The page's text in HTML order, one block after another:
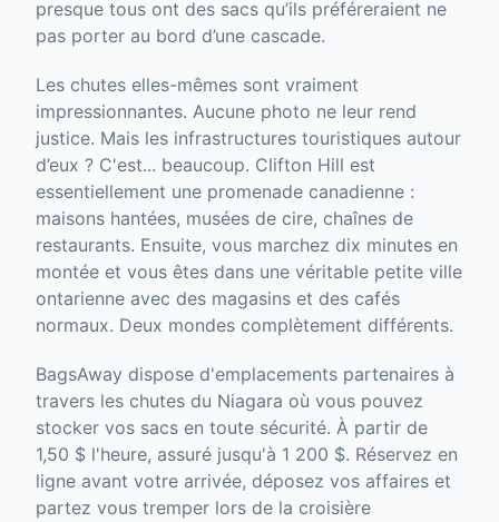
presque tous ont des sacs qu’ils préféreraient ne
pas porter au bord d’une cascade.
Les chutes elles-mêmes sont vraiment
impressionnantes. Aucune photo ne leur rend
justice. Mais les infrastructures touristiques autour
d’eux ? C'est... beaucoup. Clifton Hill est
essentiellement une promenade canadienne :
maisons hantées, musées de cire, chaînes de
restaurants. Ensuite, vous marchez dix minutes en
montée et vous êtes dans une véritable petite ville
ontarienne avec des magasins et des cafés
normaux. Deux mondes complètement différents.
BagsAway dispose d'emplacements partenaires à
travers les chutes du Niagara où vous pouvez
stocker vos sacs en toute sécurité. À partir de
1,50 $ l'heure, assuré jusqu'à 1 200 $. Réservez en
ligne avant votre arrivée, déposez vos affaires et
partez vous tremper lors de la croisière